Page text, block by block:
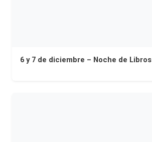
6 y 7 de diciembre – Noche de Libros